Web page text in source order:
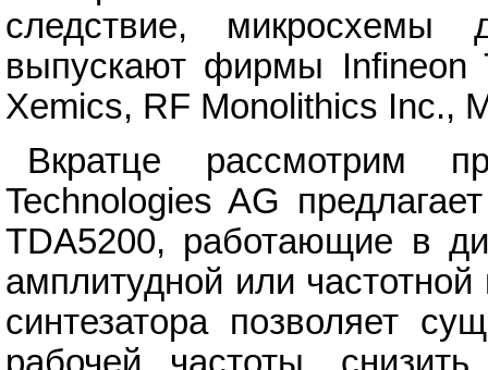
следствие, микросхемы
выпускают фирмы Infineon
Xemics, RF Monolithics Inc.,
Вкратце рассмотрим
Technologies AG
TDA5200, работающие в
амплитудной или
синтезатора позволяет